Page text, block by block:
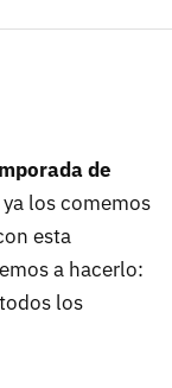
de
los comemos
esta
a hacerlo:
los